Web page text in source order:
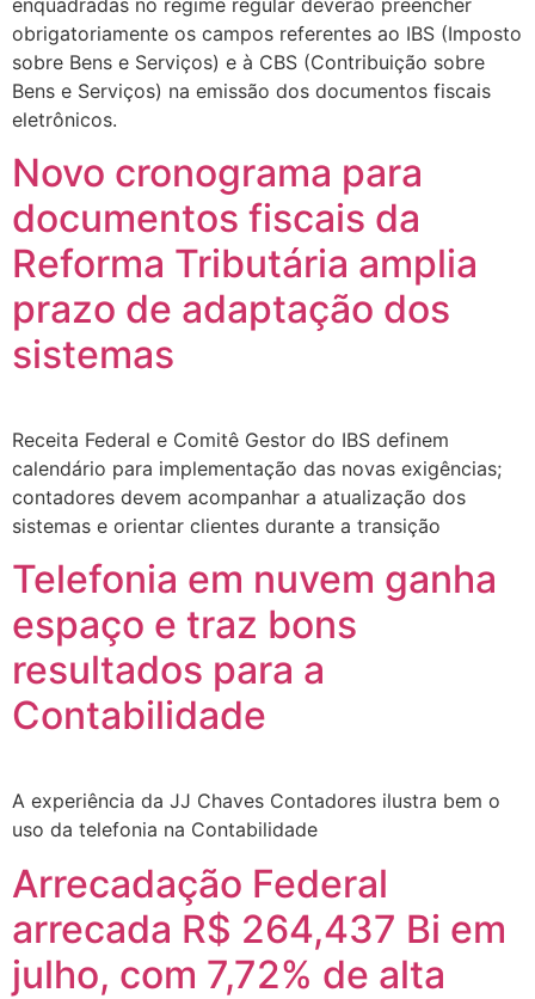
obrigatoriamente os campos referentes ao IBS (Imposto
sobre Bens e Serviços) e à CBS (Contribuição sobre
Bens e Serviços) na emissão dos documentos fiscais
eletrônicos.
Novo cronograma para
documentos fiscais da
Reforma Tributária amplia
prazo de adaptação dos
sistemas
Receita Federal e Comitê Gestor do IBS definem
calendário para implementação das novas exigências;
contadores devem acompanhar a atualização dos
sistemas e orientar clientes durante a transição
Telefonia em nuvem ganha
espaço e traz bons
resultados para a
Contabilidade
A experiência da JJ Chaves Contadores ilustra bem o
uso da telefonia na Contabilidade
Arrecadação Federal
arrecada R$ 264,437 Bi em
julho, com 7,72% de alta